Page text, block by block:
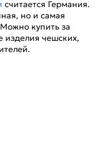
считается Германия.
но и самая
купить за
изделия чешских,